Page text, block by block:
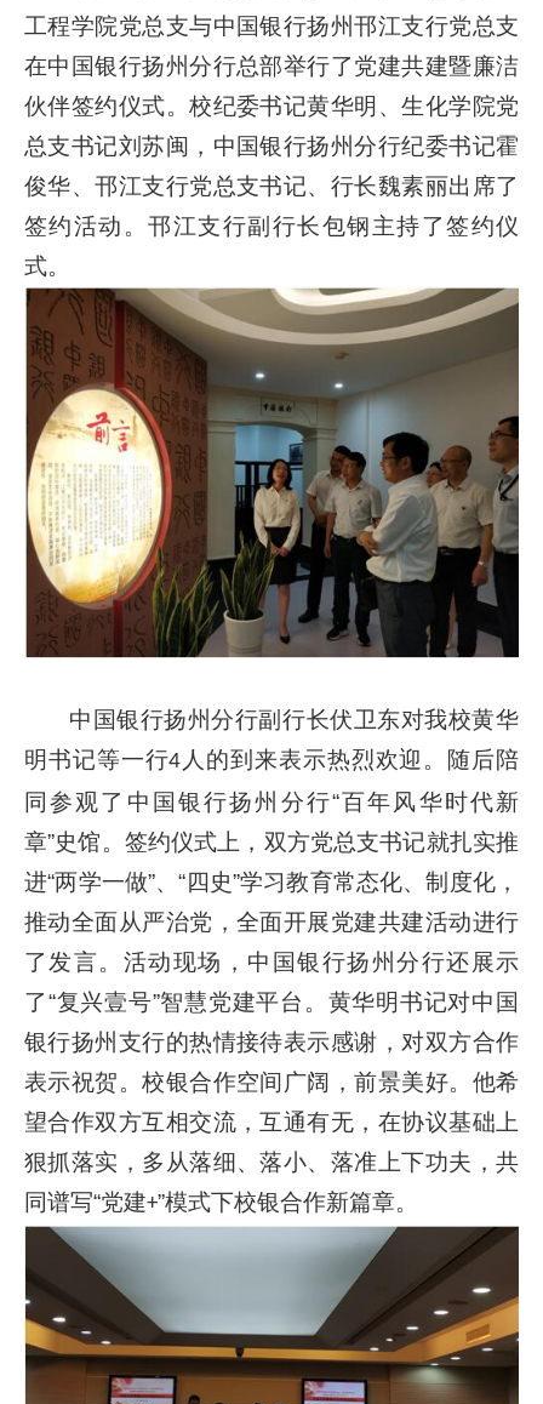
工程学院党总支与中国银行扬州邗江支行党总支
在中国银行扬州分行总部举行了党建共建暨廉洁
伙伴签约仪式。校纪委书记黄华明、生化学院党
总支书记刘苏闽，中国银行扬州分行纪委书记霍
俊华、邗江支行党总支书记、行长魏素丽出席了
签约活动。邗江支行副行长包钢主持了签约仪
式。
中国银行扬州分行副行长伏卫东对我校黄华
明书记等一行4 人的到来表示热烈欢迎。随后陪
同参观了中国银行扬州分行“百年风华时代新
章”史馆。签约仪式上，双方党总支书记就扎实推
进“两学一做”、“四史”学习教育常态化、制度化，
推动全面从严治党，全面开展党建共建活动进行
了发言。活动现场，中国银行扬州分行还展示
了“复兴壹号”智慧党建平台。黄华明书记对中国
银行扬州支行的热情接待表示感谢，对双方合作
表示祝贺。校银合作空间广阔，前景美好。他希
望合作双方互相交流，互通有无，在协议基础上
狠抓落实，多从落细、落小、落准上下功夫，共
同谱写“党建+”模式下校银合作新篇章。